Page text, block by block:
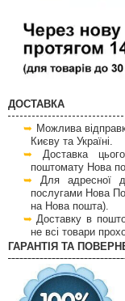
ДОСТАВКА
Можлива
Києву та Україні.
Доставка
поштомату Нова
Для адресної
послугами Нова
на Нова пошта).
Доставку в
не всі товари
ГАРАНТІЯ ТА